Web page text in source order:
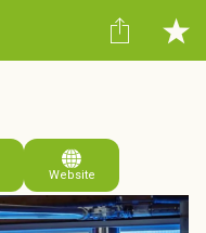
Website